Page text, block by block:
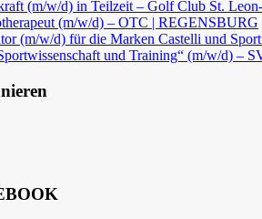
(m/w/d) in Teilzeit – Golf Club St.
(m/w/d) – OTC | REGENSBURG
(m/w/d) für die Marken Castelli und
und Training“ (m/w/d) –